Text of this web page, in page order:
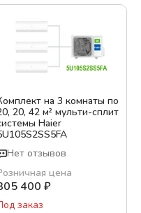
на 3 комнаты по
20, 42 м² мульти-сплит
Haier
Нет отзывов
цена
400 ₽
заказ